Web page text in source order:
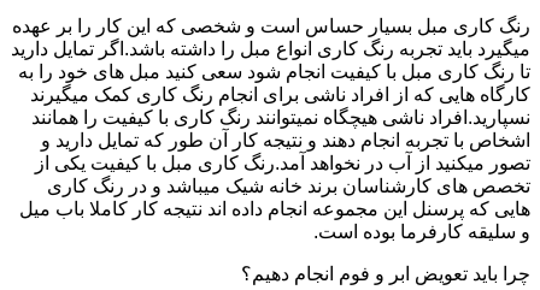
رنگ کاری مبل بسیار حساس است و شخصی که این کار را بر عهده
میگیرد باید تجربه رنگ کاری انواع مبل را داشته باشد.اگر تمایل دارید
تا رنگ کاری مبل با کیفیت انجام شود سعی کنید مبل های خود را به
کارگاه هایی که از افراد ناشی برای انجام رنگ کاری کمک میگیرند
نسپارید.افراد ناشی هیچگاه نمیتوانند رنگ کاری با کیفیت را همانند
اشخاص با تجربه انجام دهند و نتیجه کار آن طور که تمایل دارید و
تصور میکنید از آب در نخواهد آمد.رنگ کاری مبل با کیفیت یکی از
تخصص های کارشناسان برند خانه شیک میباشد و در رنگ کاری
هایی که پرسنل این مجموعه انجام داده اند نتیجه کار کاملا باب میل
و سلیقه کارفرما بوده است.
چرا باید تعویض ابر و فوم انجام دهیم؟